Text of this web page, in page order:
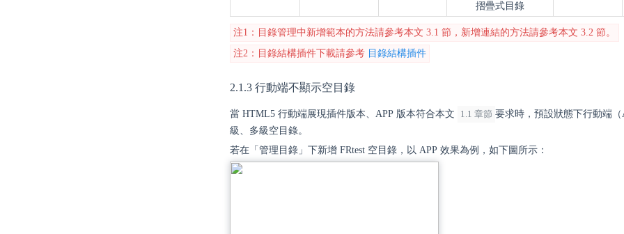
摺疊式目錄
注1：目錄管理中新增範本的方法請參考本文 3.1 節，新增連結的方法請參考本文 3.2 節。
注2：目錄結構插件下載請參考 目錄結構插件
2.1.3 行動端不顯示空目錄
當 HTML5 行動端展現插件版本、APP 版本符合本文 1.1 章節 要求時，預設狀態下行動端
級、多級空目錄。
若在「管理目錄」下新增 FRtest 空目錄，以 APP 效果為例，如下圖所示：